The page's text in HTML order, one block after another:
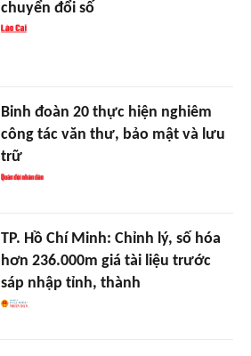
chuyển đổi số
Binh đoàn 20 thực hiện nghiêm
công tác văn thư, bảo mật và lưu
trữ
TP. Hồ Chí Minh: Chỉnh lý, số hóa
hơn 236.000m giá tài liệu trước
sáp nhập tỉnh, thành